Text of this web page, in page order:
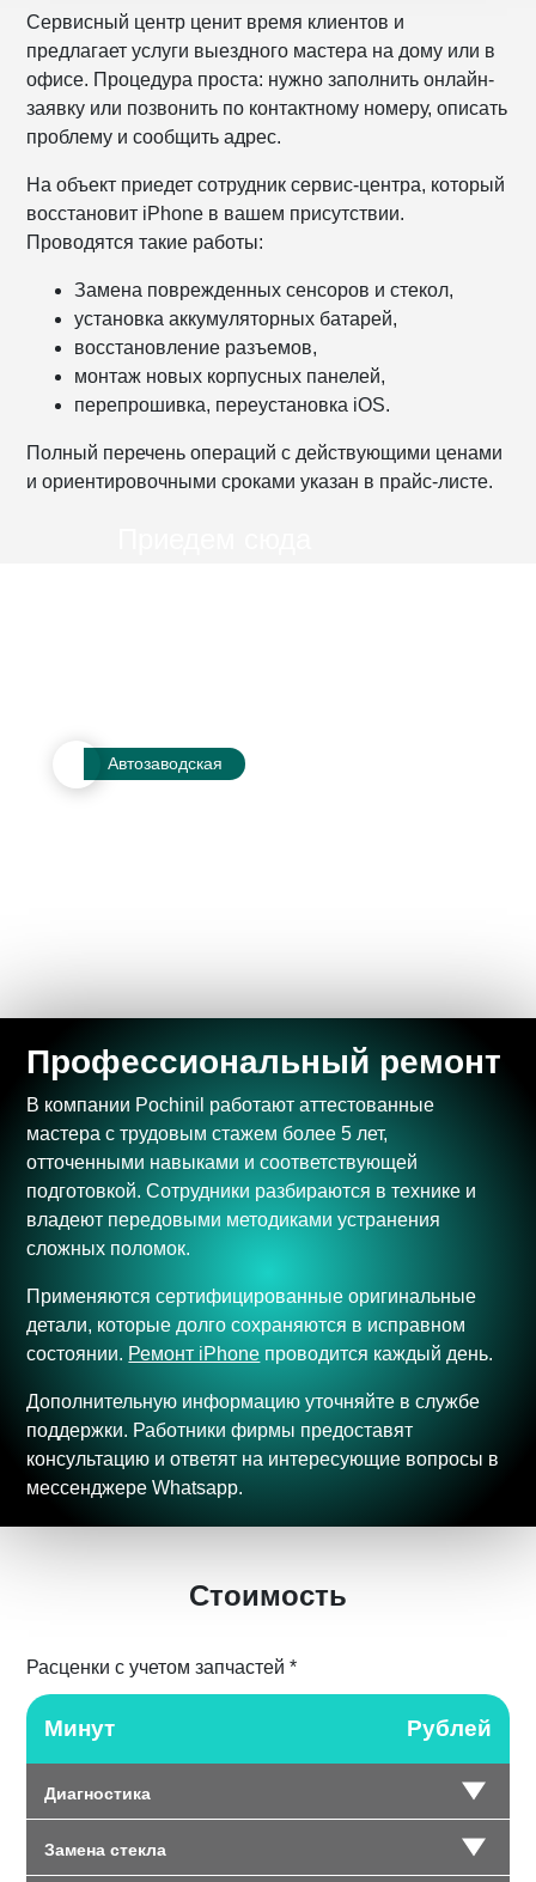
Сервисный центр ценит время клиентов и
предлагает услуги выездного мастера на дому или в
офисе. Процедура проста: нужно заполнить онлайн-
заявку или позвонить по контактному номеру, описать
проблему и сообщить адрес.
На объект приедет сотрудник сервис-центра, который
восстановит iPhone в вашем присутствии.
Проводятся такие работы:
Замена поврежденных сенсоров и стекол,
установка аккумуляторных батарей,
восстановление разъемов,
монтаж новых корпусных панелей,
перепрошивка, переустановка iOS.
Полный перечень операций с действующими ценами
и ориентировочными сроками указан в прайс-листе.
Автозаводская
Профессиональный ремонт
В компании Pochinil работают аттестованные
мастера с трудовым стажем более 5 лет,
отточенными навыками и соответствующей
подготовкой. Сотрудники разбираются в технике и
владеют передовыми методиками устранения
сложных поломок.
Применяются сертифицированные оригинальные
детали, которые долго сохраняются в исправном
состоянии. Ремонт iPhone проводится каждый день.
Дополнительную информацию уточняйте в службе
поддержки. Работники фирмы предоставят
консультацию и ответят на интересующие вопросы в
мессенджере Whatsapp.
Стоимость
Расценки с учетом запчастей *
Минут Рублей
Диагностика
Замена стекла